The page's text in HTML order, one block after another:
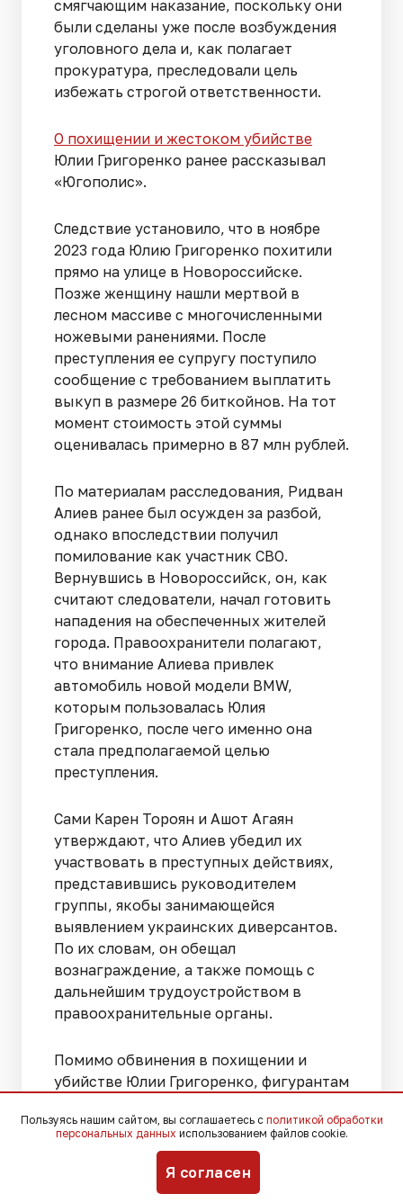
смягчающим наказание, поскольку они
были сделаны уже после возбуждения
уголовного дела и, как полагает
прокуратура, преследовали цель
избежать строгой ответственности.
О похищении и жестоком убийстве
Юлии Григоренко ранее рассказывал
«Югополис».
Следствие установило, что в ноябре
2023 года Юлию Григоренко похитили
прямо на улице в Новороссийске.
Позже женщину нашли мертвой в
лесном массиве с многочисленными
ножевыми ранениями. После
преступления ее супругу поступило
сообщение с требованием выплатить
выкуп в размере 26 биткойнов. На тот
момент стоимость этой суммы
оценивалась примерно в 87 млн рублей.
По материалам расследования, Ридван
Алиев ранее был осужден за разбой,
однако впоследствии получил
помилование как участник СВО.
Вернувшись в Новороссийск, он, как
считают следователи, начал готовить
нападения на обеспеченных жителей
города. Правоохранители полагают,
что внимание Алиева привлек
автомобиль новой модели BMW,
которым пользовалась Юлия
Григоренко, после чего именно она
стала предполагаемой целью
преступления.
Сами Карен Тороян и Ашот Агаян
утверждают, что Алиев убедил их
участвовать в преступных действиях,
представившись руководителем
группы, якобы занимающейся
выявлением украинских диверсантов.
По их словам, он обещал
вознаграждение, а также помощь с
дальнейшим трудоустройством в
правоохранительные органы.
Помимо обвинения в похищении и
убийстве Юлии Григоренко, фигурантам
связанные с угоном автомобилей и
похищением их владельцев. По версии
следствия, захваченные машины
использовались для наблюдения за
Пользуясь нашим сайтом, вы соглашаетесь с политикой обработки
персональных данных использованием файлов cookie.
Я согласен